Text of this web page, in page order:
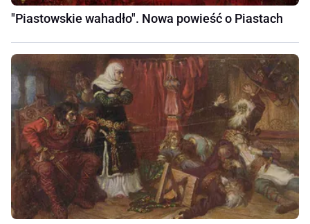
"Piastowskie wahadło". Nowa powieść o Piastach